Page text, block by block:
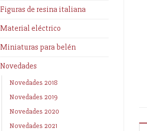
Figuras de resina italiana
Material eléctrico
Miniaturas para belén
Novedades
Novedades 2018
Novedades 2019
Novedades 2020
Novedades 2021